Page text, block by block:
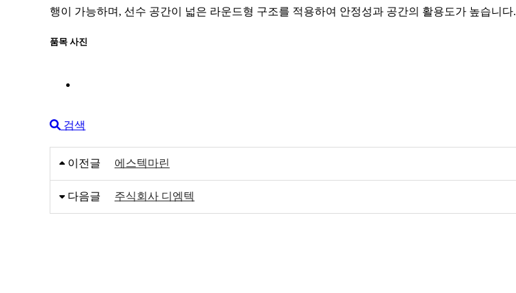
행이 가능하며, 선수 공간이 넓은 라운드형 구조를 적용하여 안정성과 공간의 활용도가 높습니다.
품목 사진
검색
이전글 에스텍마린
다음글 주식회사 디엠텍